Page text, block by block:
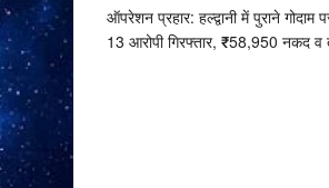
ऑपरेशन प्रहार: हल्द्वानी में पुराने
13 आरोपी गिरफ्तार, ₹58,950 नकद व